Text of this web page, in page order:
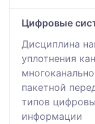
Цифровые
Дисциплина
уплотнения
пакетной
типов
информации